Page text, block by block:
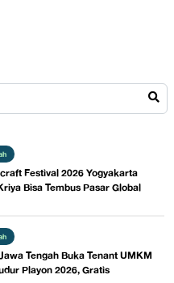
Festival 2026 Yogyakarta
Bisa Tembus Pasar Global
Tengah Buka Tenant UMKM
Playon 2026, Gratis